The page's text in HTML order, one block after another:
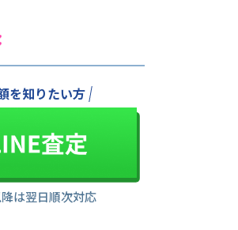
を知りたい方
は翌日順次対応